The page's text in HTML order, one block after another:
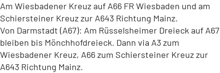
Am Wiesbadener Kreuz auf A66 FR Wiesbaden und am
Schiersteiner Kreuz zur A643 Richtung Mainz.
Von Darmstadt (A67): Am Rüsselsheimer Dreieck auf A67
bleiben bis Mönchhofdreieck. Dann via A3 zum
Wiesbadener Kreuz, A66 zum Schiersteiner Kreuz zur
A643 Richtung Mainz.